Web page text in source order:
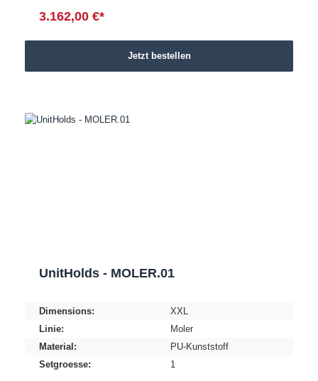
3.162,00 €*
Jetzt bestellen
UnitHolds - MOLER.01
Dimensions:
XXL
Linie:
Moler
Material:
PU-Kunststoff
Setgroesse:
1